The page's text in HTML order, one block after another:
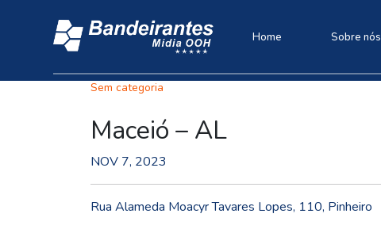
Home Sobre nós
Sem categoria
Maceió – AL
NOV 7, 2023
Rua Alameda Moacyr Tavares Lopes, 110, Pinheiro